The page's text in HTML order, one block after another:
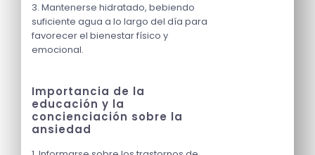
3. Mantenerse hidratado, bebiendo
suficiente agua a lo largo del día para
favorecer el bienestar físico y
emocional.
Importancia de la
educación y la
concienciación sobre la
ansiedad